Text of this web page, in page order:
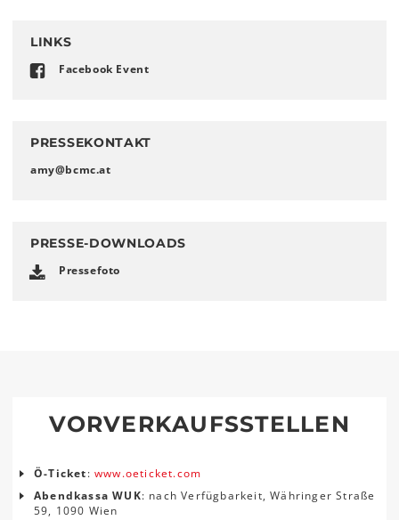
LINKS
Facebook Event
PRESSEKONTAKT
amy@bcmc.at
PRESSE-DOWNLOADS
Pressefoto
VORVERKAUFSSTELLEN
Ö-Ticket:www.oeticket.com
Abendkassa WUK: nach Verfügbarkeit, Währinger Straße
59, 1090 Wien